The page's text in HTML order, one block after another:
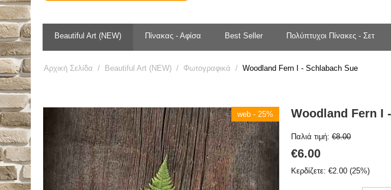
Beautiful Art (NEW) Πίνακας - Αφίσα Best Seller Πολύπτυχοι Πίνακες - Σετ
Αρχική Σελίδα / Beautiful Art (NEW) / Φωτογραφικά / Woodland Fern I - Schlabach Sue
web - 25% Woodland Fern I
Παλιά τιμή: €8.00
€6.00
Κερδίζετε: €2.00 (25%)